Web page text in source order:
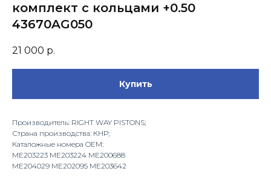
комплект с кольцами +0.50
43670AG050
21 000 р.
Купить
Производитель: RIGHT WAY PISTONS;
Страна производства: КНР;
Каталожные номера OEM:
ME203223 ME203224 ME200688
ME204029 ME202095 ME203642